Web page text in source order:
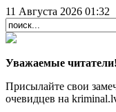
11 Августа 2026 01:32
Уважаемые читатели!
Присылайте свои
очевидцев на